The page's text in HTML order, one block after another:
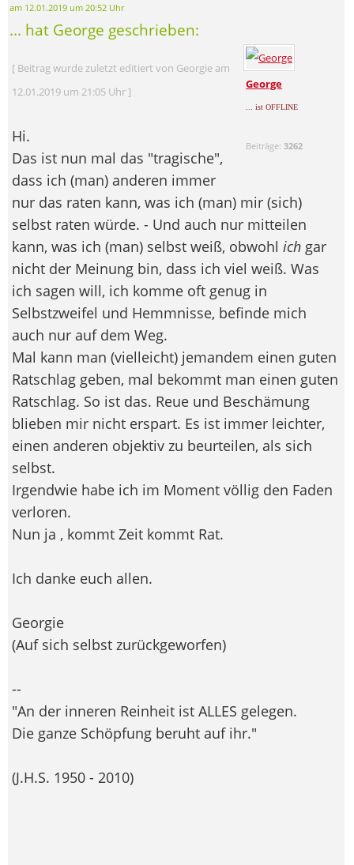
am 12.01.2019 um 20:52 Uhr
... hat George geschrieben:
George
... ist OFFLINE
Beiträge:3262
[ Beitrag wurde zuletzt editiert von Georgie am
12.01.2019 um 21:05 Uhr ]
Hi.
Das ist nun mal das "tragische",
dass ich (man) anderen immer
nur das raten kann, was ich (man) mir (sich)
selbst raten würde. - Und auch nur mitteilen
kann, was ich (man) selbst weiß, obwohl ich gar
nicht der Meinung bin, dass ich viel weiß. Was
ich sagen will, ich komme oft genug in
Selbstzweifel und Hemmnisse, befinde mich
auch nur auf dem Weg.
Mal kann man (vielleicht) jemandem einen guten
Ratschlag geben, mal bekommt man einen guten
Ratschlag. So ist das. Reue und Beschämung
blieben mir nicht erspart. Es ist immer leichter,
einen anderen objektiv zu beurteilen, als sich
selbst.
Irgendwie habe ich im Moment völlig den Faden
verloren.
Nun ja , kommt Zeit kommt Rat.
Ich danke euch allen.
Georgie
(Auf sich selbst zurückgeworfen)
--
"An der inneren Reinheit ist ALLES gelegen.
Die ganze Schöpfung beruht auf ihr."
(J.H.S. 1950 - 2010)